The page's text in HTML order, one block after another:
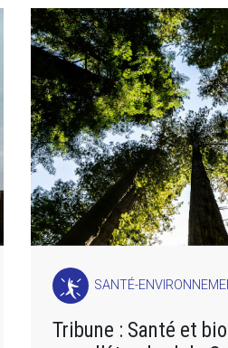
SANTÉ-
Tribune : Santé et